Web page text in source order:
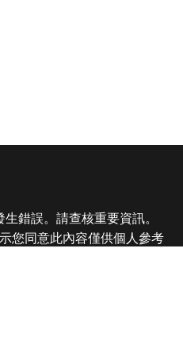
錯誤。請查核重要資訊。
您同意此內容僅供個人參考